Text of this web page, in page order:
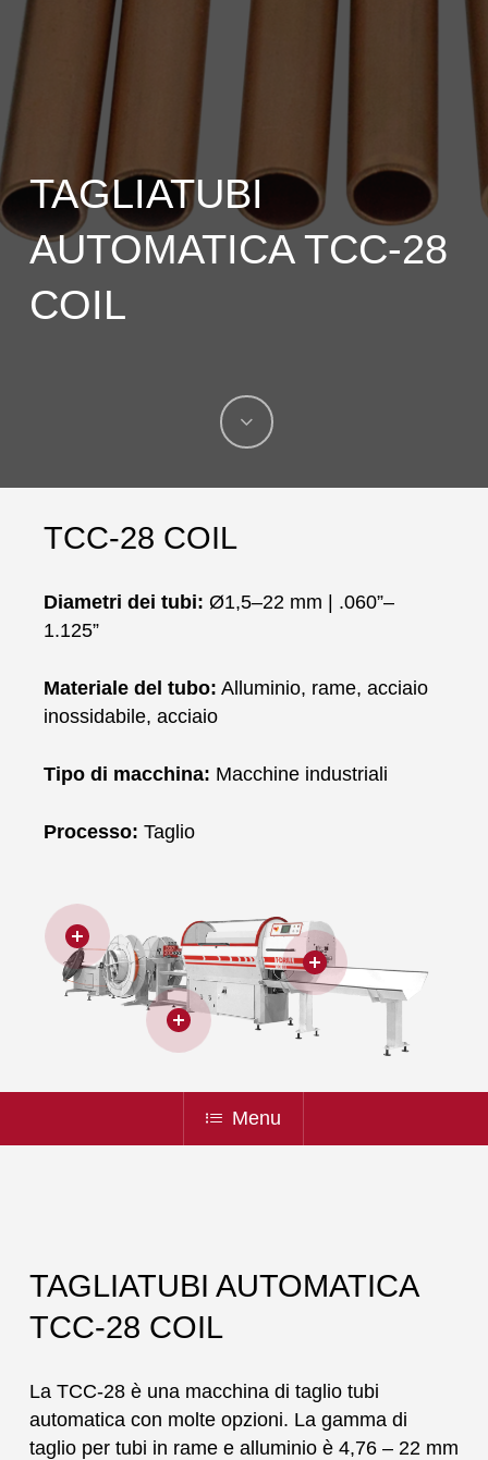
TAGLIATUBI
AUTOMATICA TCC-28
COIL
TCC-28 COIL
Diametri dei tubi: Ø1,5–22 mm | .060”–
1.125”
Materiale del tubo: Alluminio, rame, acciaio
inossidabile, acciaio
Tipo di macchina: Macchine industriali
Processo: Taglio
Menu
TAGLIATUBI AUTOMATICA
TCC-28 COIL
La TCC-28 è una macchina di taglio tubi
automatica con molte opzioni. La gamma di
taglio per tubi in rame e alluminio è 4,76 – 22 mm